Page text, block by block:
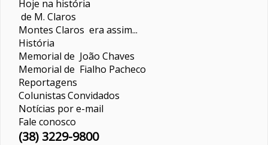
Hoje na história
de M. Claros
Montes Claros era assim...
História
Memorial de João Chaves
Memorial de Fialho Pacheco
Reportagens
ColunistasConvidados
Notícias por e-mail
Fale conosco
(38) 3229-9800